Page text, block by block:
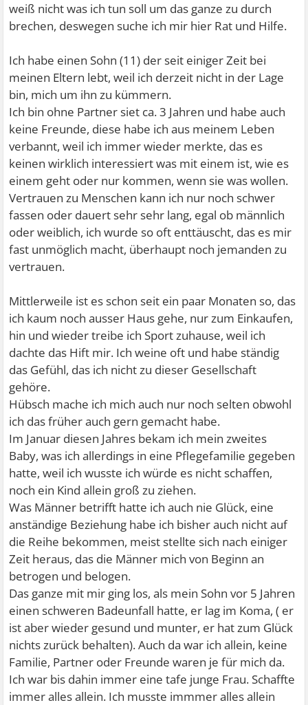
weiß nicht was ich tun soll um das ganze zu durch
brechen, deswegen suche ich mir hier Rat und Hilfe.
Ich habe einen Sohn (11) der seit einiger Zeit bei
meinen Eltern lebt, weil ich derzeit nicht in der Lage
bin, mich um ihn zu kümmern.
Ich bin ohne Partner siet ca. 3 Jahren und habe auch
keine Freunde, diese habe ich aus meinem Leben
verbannt, weil ich immer wieder merkte, das es
keinen wirklich interessiert was mit einem ist, wie es
einem geht oder nur kommen, wenn sie was wollen.
Vertrauen zu Menschen kann ich nur noch schwer
fassen oder dauert sehr sehr lang, egal ob männlich
oder weiblich, ich wurde so oft enttäuscht, das es mir
fast unmöglich macht, überhaupt noch jemanden zu
vertrauen.
Mittlerweile ist es schon seit ein paar Monaten so, das
ich kaum noch ausser Haus gehe, nur zum Einkaufen,
hin und wieder treibe ich Sport zuhause, weil ich
dachte das Hift mir. Ich weine oft und habe ständig
das Gefühl, das ich nicht zu dieser Gesellschaft
gehöre.
Hübsch mache ich mich auch nur noch selten obwohl
ich das früher auch gern gemacht habe.
Im Januar diesen Jahres bekam ich mein zweites
Baby, was ich allerdings in eine Pflegefamilie gegeben
hatte, weil ich wusste ich würde es nicht schaffen,
noch ein Kind allein groß zu ziehen.
Was Männer betrifft hatte ich auch nie Glück, eine
anständige Beziehung habe ich bisher auch nicht auf
die Reihe bekommen, meist stellte sich nach einiger
Zeit heraus, das die Männer mich von Beginn an
betrogen und belogen.
Das ganze mit mir ging los, als mein Sohn vor 5 Jahren
einen schweren Badeunfall hatte, er lag im Koma, ( er
ist aber wieder gesund und munter, er hat zum Glück
nichts zurück behalten). Auch da war ich allein, keine
Familie, Partner oder Freunde waren je für mich da.
Ich war bis dahin immer eine tafe junge Frau. Schaffte
immer alles allein. Ich musste immmer alles allein